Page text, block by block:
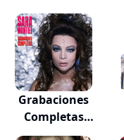
Grabaciones
Completas
(Remast...